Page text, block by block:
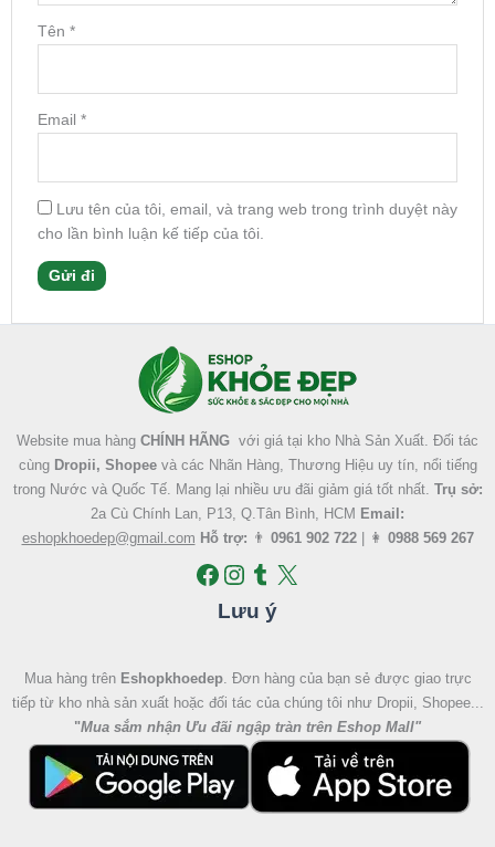
Tên *
Email *
Lưu tên của tôi, email, và trang web trong trình duyệt này
cho lần bình luận kế tiếp của tôi.
Website mua hàng CHÍNH HÃNG với giá tại kho Nhà Sản Xuất. Đối tác
cùng Dropii, Shopeevà các Nhãn Hàng, Thương Hiệu uy tín, nổi tiếng
trong Nước và Quốc Tế. Mang lại nhiều ưu đãi giảm giá tốt nhất. Trụ sở:
2a Cù Chính Lan, P13, Q.Tân Bình, HCM Email:
eshopkhoedep@gmail.com Hỗ trợ: 👨 0961 902 722| 👩 0988 569 267
Lưu ý
Mua hàng trên Eshopkhoedep. Đơn hàng của bạn sẻ được giao trực
tiếp từ kho nhà sản xuất hoặc đối tác của chúng tôi như Dropii, Shopee...
"Mua sắm nhận Ưu đãi ngập tràn trên Eshop Mall"